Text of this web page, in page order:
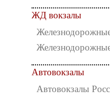
ЖД вокзалы
Автовокзалы
Автовокзалы